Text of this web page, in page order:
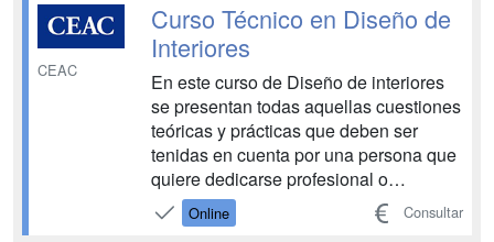
CEAC
Curso Técnico en Diseño de
Interiores
En este curso de Diseño de interiores
se presentan todas aquellas cuestiones
teóricas y prácticas que deben ser
tenidas en cuenta por una persona que
quiere dedicarse profesional o
personalmente al mundo del
interiorismo. En los diferentes
Online Consultar